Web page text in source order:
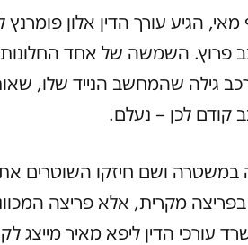
הגיע עורך הדין אלון פומרנץ
פרוץ. השמשה של אחד החלונות
גילה שהמחשב הנייד שלו,
לכן – נעלם.
במשטרה ושם חיזקו השוטרים
מקרית, אלא פריצה
הדין ליפא מאיר מייצג